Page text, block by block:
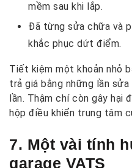
mềm sau khi lắp.
Đã từng sửa chữa và
khắc phục dứt điểm.
Tiết kiệm một khoản nhỏ
trả giá bằng những lần
lần. Thậm chí còn gây hại
hộp điều khiển trung tâm
7. Một vài tính
garage VATS